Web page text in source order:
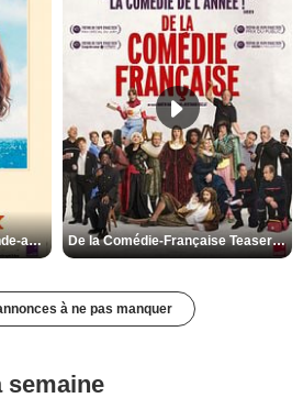
Les Matins merveilleux Bande-annonce VF De la Comédie-Française Teaser VF
à ne pas manquer
semaine